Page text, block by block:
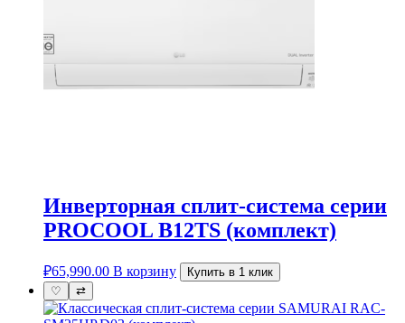
Инверторная сплит-система серии
PROCOOL B12TS (комплект)
₽65,990.00 В корзину
Купить в 1 клик
♡
⇄